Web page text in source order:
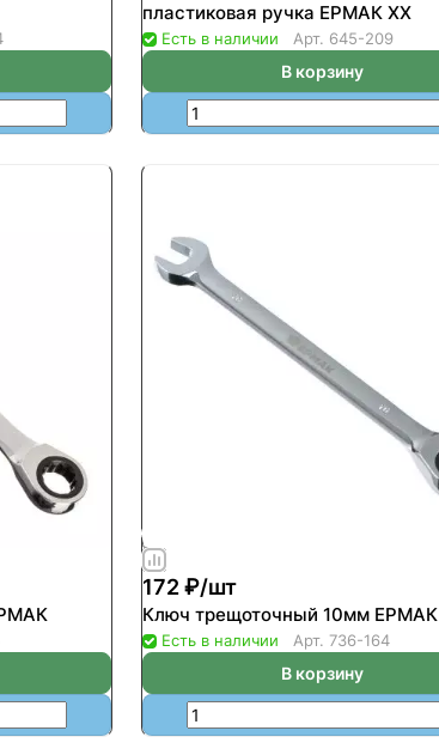
пластиковая ручка ЕРМАК ХХ
Есть в наличии Арт. 645-209
В корзину
172 ₽/шт
Ключ трещоточный 10мм ЕРМАК
Есть в наличии Арт. 736-164
В корзину